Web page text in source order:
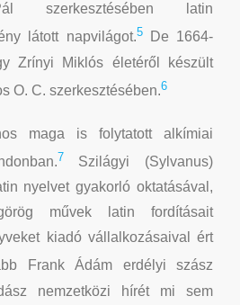
szerkesztésében latin
látott napvilágot.5De 1664-
Zrínyi Miklós életéről készült
O. C. szerkesztésében.6
maga is folytatott alkímiai
7 Szilágyi (Sylvanus)
nyelvet gyakorló oktatásával,
művek latin fordításait
kiadó vállalkozásaival ért
Frank Ádám erdélyi szász
nemzetközi hírét mi sem